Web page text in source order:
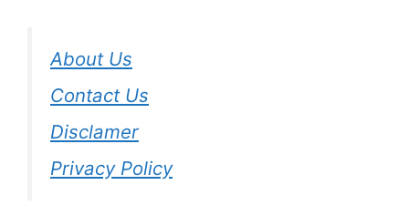
About Us
Contact Us
Disclamer
Privacy Policy